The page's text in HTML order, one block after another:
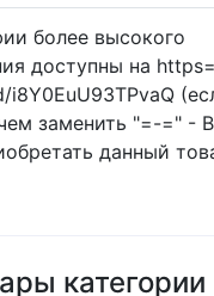
более высокого
доступны на
i8Y0EuU93TPvaQ
заменить "=-=" -
данный
категории